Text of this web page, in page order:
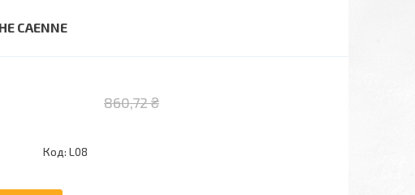
CAENNE
860,72 ₴
Код: L08